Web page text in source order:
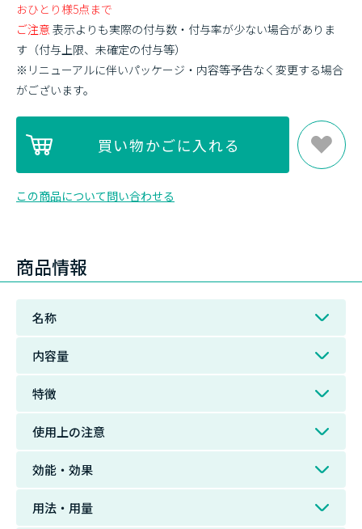
おひとり様5点まで
ご注意 表示よりも実際の付与数・付与率が少ない場合がありま
す（付与上限、未確定の付与等）
※リニューアルに伴いパッケージ・内容等予告なく変更する場合
がございます。
この商品について問い合わせる
商品情報
名称
内容量
特徴
使用上の注意
効能・効果
用法・用量